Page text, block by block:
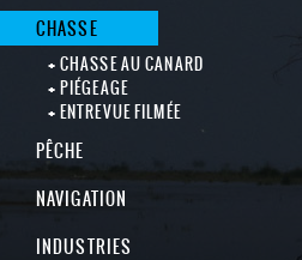
CHASSE
CHASSE AU CANARD
PIÉGEAGE
ENTREVUE FILMÉE
PÊCHE
NAVIGATION
INDUSTRIES